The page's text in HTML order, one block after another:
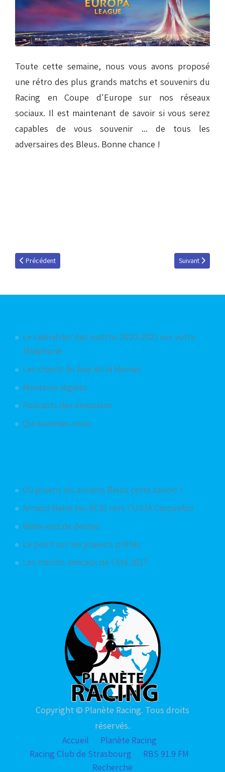
Toute cette semaine, nous vous avons proposé
une rétro des plus grands matchs et souvenirs du
Racing en Coupe d'Europe sur nos réseaux
sociaux. Il est maintenant de savoir si vous serez
capables de vous souvenir ... de tous les
adversaires des Bleus. Bonne chance !
Article précédent : Le calendrier des matchs 2020-2021 sur votre
Précédent Article suivant :
Suivant
Le calendrier des matchs 2020-2021 sur votre
téléphone
Les chants du kop de la Meinau
Mentions légales
Podcasts des émissions
Qui sommes-nous
Où jouent les anciens Bleus cette saison ?
Arnaud Maire (ex-RCS) vers l'USJA Carquefou
Week-end de derbys
Le point sur les joueurs prêtés
Les matchs amicaux de l'été 2017
Copyright © Planète Racing. Tous droits
réservés.
Accueil
Planète Racing
Racing Club de Strasbourg
RBS 91.9 FM
Recherche